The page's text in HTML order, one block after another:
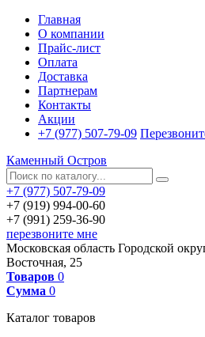
Главная
О компании
Прайс-лист
Оплата
Доставка
Партнерам
Контакты
Акции
+7 (977) 507-79-09
Каменный Остров
+7 (977) 507-79-09
+7 (919) 994-00-60
+7 (991) 259-36-90
перезвоните мне
Московская область Городской
Восточная, 25
Товаров 0
Сумма 0
Каталог товаров